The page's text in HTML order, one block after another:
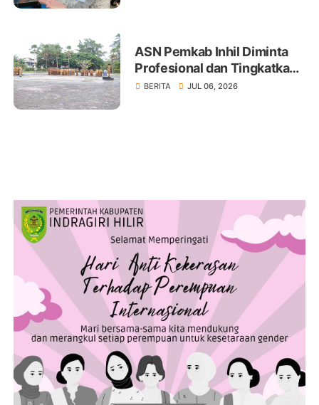
ASN Pemkab Inhil Diminta
Profesional dan Tingkatkan
Pelayanan Publik
BERITA JUL 06, 2026